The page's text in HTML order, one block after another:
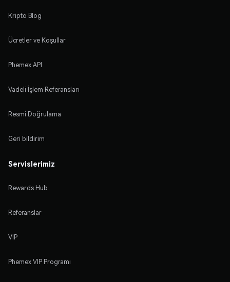
Kripto Blog
Ücretler ve Koşullar
Phemex API
Vadeli İşlem Referansları
Resmi Doğrulama
Geri bildirim
Servislerimiz
Rewards Hub
Referanslar
VIP
Phemex VIP Programı